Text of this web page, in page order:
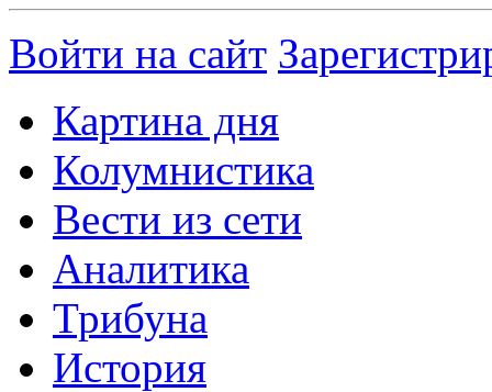
Войти на сайт
Картина дня
Колумнистика
Вести из сети
Аналитика
Трибуна
История